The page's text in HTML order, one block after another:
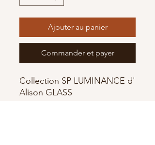
Ajouter au panier
Commander et payer
Collection SP LUMINANCE d'
Alison GLASS